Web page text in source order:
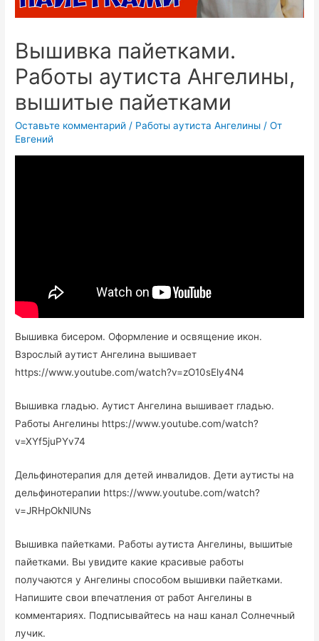
Вышивка пайетками.
Работы аутиста Ангелины,
вышитые пайетками
Оставьте комментарий / Работы аутиста Ангелины / От
Евгений
Вышивка бисером. Оформление и освящение икон.
Взрослый аутист Ангелина вышивает
https://www.youtube.com/watch?v=zO10sEly4N4
Вышивка гладью. Аутист Ангелина вышивает гладью.
Работы Ангелины https://www.youtube.com/watch?
v=XYf5juPYv74
Дельфинотерапия для детей инвалидов. Дети аутисты на
дельфинотерапии https://www.youtube.com/watch?
v=JRHpOkNlUNs
Вышивка пайетками. Работы аутиста Ангелины, вышитые
пайетками. Вы увидите какие красивые работы
получаются у Ангелины способом вышивки пайетками.
Напишите свои впечатления от работ Ангелины в
комментариях. Подписывайтесь на наш канал Солнечный
лучик.